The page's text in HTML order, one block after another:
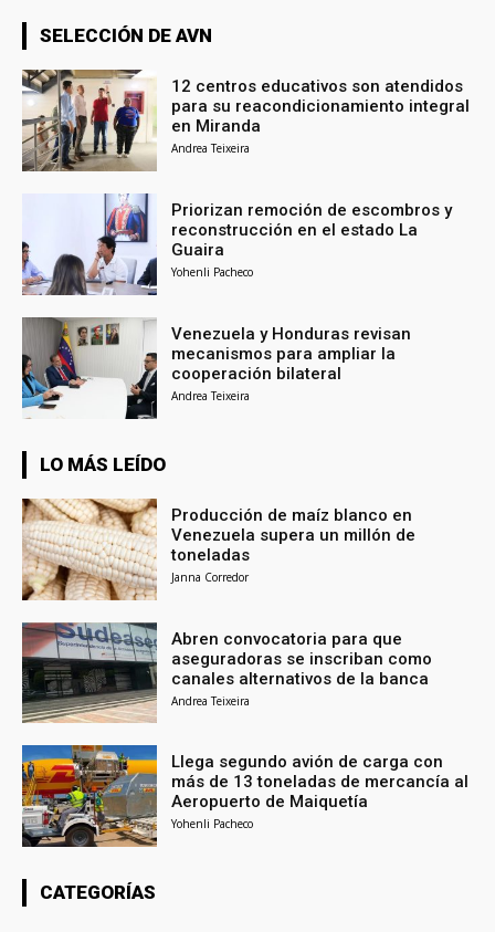
SELECCIÓN DE AVN
12 centros educativos son atendidos
para su reacondicionamiento integral
en Miranda
Andrea Teixeira
Priorizan remoción de escombros y
reconstrucción en el estado La
Guaira
Yohenli Pacheco
Venezuela y Honduras revisan
mecanismos para ampliar la
cooperación bilateral
Andrea Teixeira
LO MÁS LEÍDO
Producción de maíz blanco en
Venezuela supera un millón de
toneladas
Janna Corredor
Abren convocatoria para que
aseguradoras se inscriban como
canales alternativos de la banca
Andrea Teixeira
Llega segundo avión de carga con
más de 13 toneladas de mercancía al
Aeropuerto de Maiquetía
Yohenli Pacheco
CATEGORÍAS